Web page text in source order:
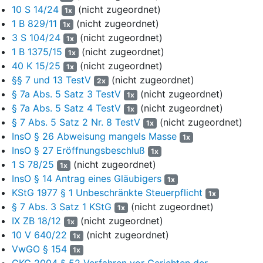
November 2021 ausgezahlte und bereits mit Bescheid vom 17.
November 2022 gesondert zurückgeforderte Vergütung in Höhe
von 158.725,24 Euro nochmals umfasste. Denn der Inhalt des
Rückforderungsbescheides bleibt in seinen Grundzügen
unverändert. Zugunsten der Antragstellerin verringert sich
lediglich die durch Ziffer 2) des Bescheides zurückgeforderte
Summe der Vergütung.
6
Unzulässig ist der Antrag, soweit er sich – neben dem
Begehren, die aufschiebende Wirkung der Klage hinsichtlich
eines Rückforderungsteilbetrages in Höhe von 1.230.359,65
Euro wiederherzustellen, mit dem die Antragsgegnerin
gegenüber den Vergütungsansprüchen der Antragstellerin aus
den Bescheiden vom 13. Februar 2024 und vom 29. Juli 2025
aufgerechnet hat – auch darauf richtet, die aufschiebende
Wirkung der Klage hinsichtlich des weiteren
Rückzahlungsanspruchs in Höhe von (5.241.901,68 Euro +
158.725,24 Euro = 5.400.626,92 Euro – 1.230.359,65 Euro =)
4.170.267,27 Euro wiederherzustellen. Denn insoweit fehlt es an
einem Rechtsschutzbedürfnis. Das Rechtsschutzbedürfnis für
10 S 14/24
1x (nicht zugeordnet)
1 B 829/11
1x (nicht zugeordnet)
3 S 104/24
1x (nicht zugeordnet)
1 B 1375/15
1x (nicht zugeordnet)
40 K 15/25
1x (nicht zugeordnet)
§§ 7 und 13 TestV
2x (nicht zugeordnet)
§ 7a Abs. 5 Satz 3 TestV
1x (nicht zugeordnet)
§ 7a Abs. 5 Satz 4 TestV
1x (nicht zugeordnet)
§ 7 Abs. 5 Satz 2 Nr. 8 TestV
1x (nicht zugeordnet)
InsO § 26 Abweisung mangels Masse
1x
InsO § 27 Eröffnungsbeschluß 1x
1 S 78/25 1x (nicht zugeordnet)
InsO § 14 Antrag eines Gläubigers
1x
KStG 1977 § 1 Unbeschränkte Steuerpflicht 1x
§ 7 Abs. 3 Satz 1 KStG 1x (nicht zugeordnet)
IX ZB 18/12
1x (nicht zugeordnet)
10 V 640/22
1x (nicht zugeordnet)
VwGO § 154
1x